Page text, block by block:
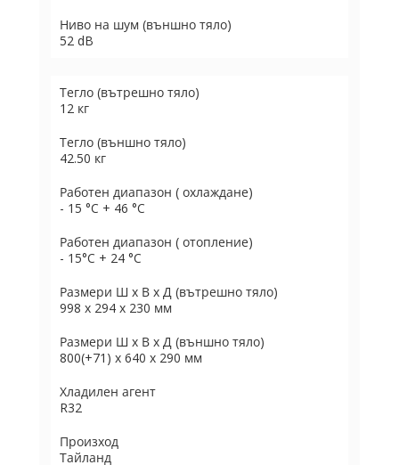
Ниво на шум (външно тяло)
52 dB
Тегло (вътрешно тяло)
12 кг
Тегло (външно тяло)
42.50 кг
Работен диапазон ( охлаждане)
- 15 °C + 46 °C
Работен диапазон ( отопление)
- 15°C + 24 °C
Размери Ш х В х Д (вътрешно тяло)
998 х 294 х 230 мм
Размери Ш х В х Д (външно тяло)
800(+71) х 640 х 290 мм
Хладилен агент
R32
Произход
Тайланд